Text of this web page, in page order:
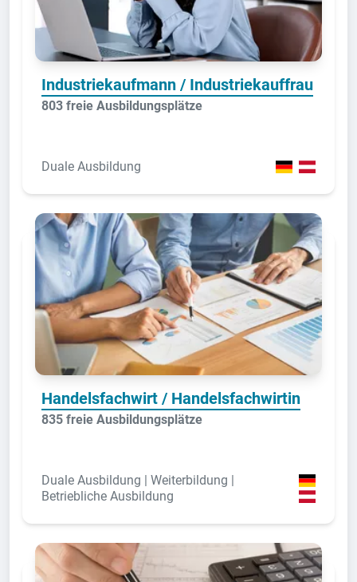
Industriekaufmann / Industriekauffrau
803 freie Ausbildungsplätze
Duale Ausbildung
Handelsfachwirt / Handelsfachwirtin
835 freie Ausbildungsplätze
Duale Ausbildung | Weiterbildung |
Betriebliche Ausbildung